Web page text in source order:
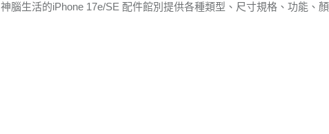
神腦生活的iPhone 17e/SE 配件館別提供各種類型、尺寸規格、功能、